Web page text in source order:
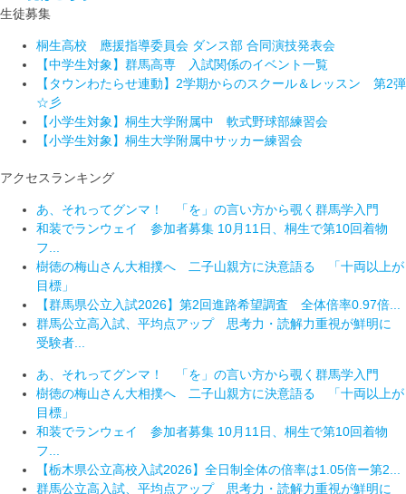
生徒募集
桐生高校 應援指導委員会 ダンス部 合同演技発表会
【中学生対象】群馬高専 入試関係のイベント一覧
【タウンわたらせ連動】2学期からのスクール＆レッスン 第2弾
☆彡
【小学生対象】桐生大学附属中 軟式野球部練習会
【小学生対象】桐生大学附属中サッカー練習会
アクセスランキング
あ、それってグンマ！ 「を」の言い方から覗く群馬学入門
和装でランウェイ 参加者募集 10月11日、桐生で第10回着物
フ...
樹徳の梅山さん大相撲へ 二子山親方に決意語る 「十両以上が
目標」
【群馬県公立入試2026】第2回進路希望調査 全体倍率0.97倍...
群馬公立高入試、平均点アップ 思考力・読解力重視が鮮明に
受験者...
あ、それってグンマ！ 「を」の言い方から覗く群馬学入門
樹徳の梅山さん大相撲へ 二子山親方に決意語る 「十両以上が
目標」
和装でランウェイ 参加者募集 10月11日、桐生で第10回着物
フ...
【栃木県公立高校入試2026】全日制全体の倍率は1.05倍ー第2...
群馬公立高入試、平均点アップ 思考力・読解力重視が鮮明に